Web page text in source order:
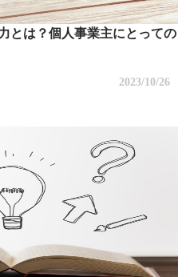
とは？個人事業主にとっての
2023/10/26